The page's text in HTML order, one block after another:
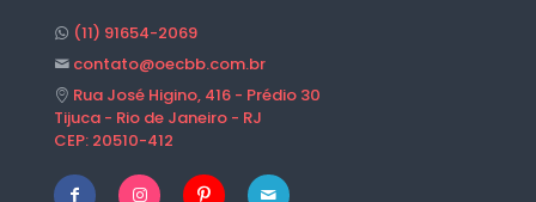
(11) 91654-2069
contato@oecbb.com.br
Rua José Higino, 416 - Prédio 30
Tijuca - Rio de Janeiro - RJ
CEP: 20510-412